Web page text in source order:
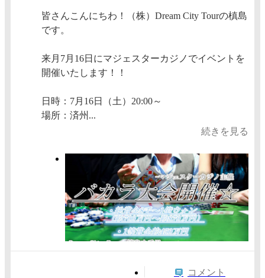
皆さんこんにちわ！（株）Dream City Tourの槙島
です。
来月7月16日にマジェスターカジノでイベントを
開催いたします！！
日時：7月16日（土）20:00～
場所：済州...
続きを見る
コメント